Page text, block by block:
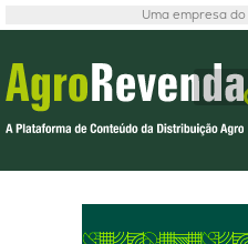
Uma empresa do